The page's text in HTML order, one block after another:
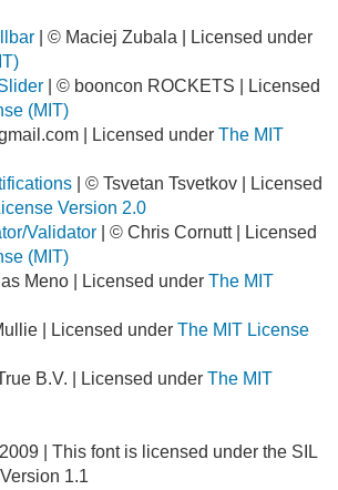
| © Maciej Zubala | Licensed under
| © booncon ROCKETS | Licensed
(MIT)
| Licensed under The MIT
| © Tsvetan Tsvetkov | Licensed
Version 2.0
Validator | © Chris Cornutt | Licensed
(MIT)
Meno | Licensed under The MIT
| Licensed under The MIT License
B.V. | Licensed under The MIT
| This font is licensed under the SIL
1.1